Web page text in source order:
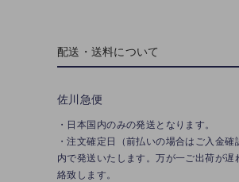
配送・送料について
佐川急便
・日本国内のみの発送となります。
・注文確定日（前払いの場合はご入金
内で発送いたします。万が一ご出荷が遅
絡致します。